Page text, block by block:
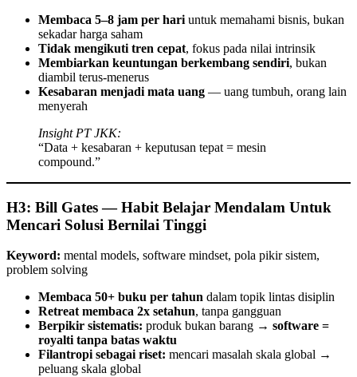
Membaca 5–8 jam per hari untuk memahami bisnis, bukan
sekadar harga saham
Tidak mengikuti tren cepat, fokus pada nilai intrinsik
Membiarkan keuntungan berkembang sendiri, bukan
diambil terus-menerus
Kesabaran menjadi mata uang — uang tumbuh, orang lain
menyerah
Insight PT JKK:
“Data + kesabaran + keputusan tepat = mesin
compound.”
H3: Bill Gates — Habit Belajar Mendalam Untuk
Mencari Solusi Bernilai Tinggi
Keyword: mental models, software mindset, pola pikir sistem,
problem solving
Membaca 50+ buku per tahun dalam topik lintas disiplin
Retreat membaca 2x setahun, tanpa gangguan
Berpikir sistematis: produk bukan barang → software =
royalti tanpa batas waktu
Filantropi sebagai riset: mencari masalah skala global →
peluang skala global